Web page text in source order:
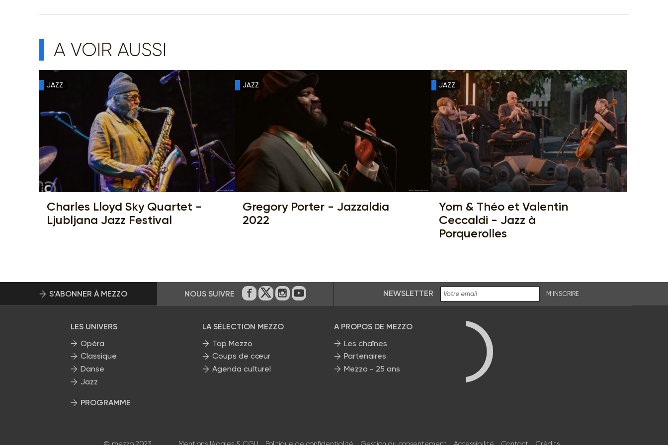
A VOIR AUSSI
JAZZ
Charles Lloyd Sky Quartet -
Ljubljana Jazz Festival
JAZZ
Gregory Porter - Jazzaldia
2022
JAZZ
Yom & Théo et Valentin
Ceccaldi - Jazz à
Porquerolles
S’ABONNER À MEZZO NOUS SUIVRE Sur Facebook
Sur Twitter
Sur Instagram
Sur Youtube NEWSLETTER M'INSCRIRE
LES UNIVERS
Opéra
Classique
Danse
Jazz
PROGRAMME
LA SÉLECTION MEZZO
Top Mezzo
Coups de cœur
Agenda culturel
A PROPOS DE MEZZO
Les chaînes
Partenaires
Mezzo - 25 ans
© mezzo 2023 Mentions légales & CGU Politique de confidentialité Gestion du consentement Accessibilité Contact Crédits